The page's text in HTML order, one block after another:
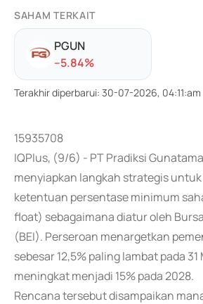
SAHAM TERKAIT
PGUN
--5.84%
Terakhir diperbarui: 30-07-2026, 04:11:am
15935708
IQPlus, (9/6) - PT Pradiksi
menyiapkan langkah strategis
ketentuan persentase minimum
float) sebagaimana diatur oleh
(BEI). Perseroan menargetkan
sebesar 12,5% paling lambat pada
meningkat menjadi 15% pada 2028.
Rencana tersebut disampaikan